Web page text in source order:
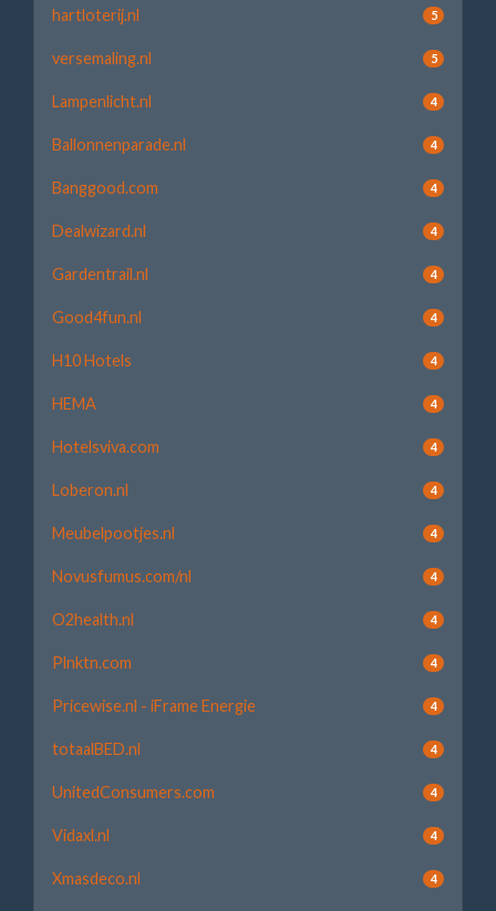
hartloterij.nl 5
versemaling.nl 5
Lampenlicht.nl 4
Ballonnenparade.nl 4
Banggood.com 4
Dealwizard.nl 4
Gardentrail.nl 4
Good4fun.nl 4
H10 Hotels 4
HEMA 4
Hotelsviva.com 4
Loberon.nl 4
Meubelpootjes.nl 4
Novusfumus.com/nl 4
O2health.nl 4
Plnktn.com 4
Pricewise.nl - iFrame Energie 4
totaalBED.nl 4
UnitedConsumers.com 4
Vidaxl.nl 4
Xmasdeco.nl 4